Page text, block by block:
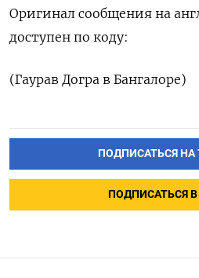
Оригинал сообщения на
доступен по коду:
(Гаурав Догра в Бангалоре)
ПОДПИСАТЬСЯ НА
ПОДПИСАТЬСЯ В